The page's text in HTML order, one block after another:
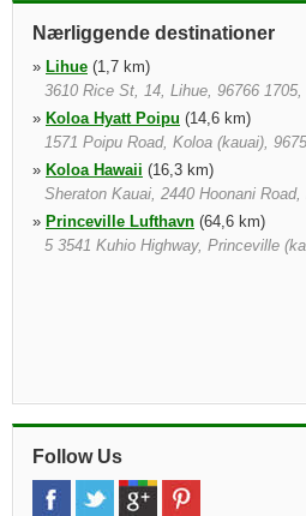
Nærliggende destinationer
» Lihue (1,7 km)
3610 Rice St, 14, Lihue, 96766
» Koloa Hyatt Poipu (14,6 km)
1571 Poipu Road, Koloa (kauai),
» Koloa Hawaii (16,3 km)
Sheraton Kauai, 2440 Hoonani
» Princeville Lufthavn (64,6 km)
5 3541 Kuhio Highway, Princeville
Follow Us